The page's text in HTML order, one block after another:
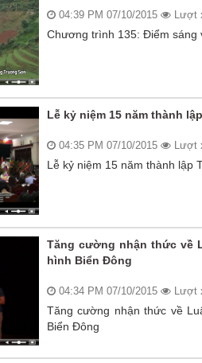
04:39 PM 07/10/2015 Lượt
Chương trình 135: Điểm sáng
Lễ kỷ niệm 15 năm thành
04:35 PM 07/10/2015 Lượt
Lễ kỷ niệm 15 năm thành lập
Tăng cường nhận thức về
hình Biển Đông
04:34 PM 07/10/2015 Lượt
Tăng cường nhận thức về
Biển Đông